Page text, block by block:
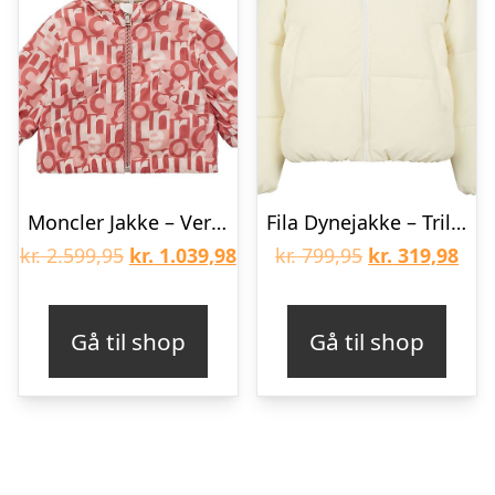
Moncler Jakke – Vernant – Rosa m. Print
kr.2.599,95 Den
kr. 2.599,95.
kr. 1.039,98Den
kr. 1.039,98.
Gå til shop
Fila Dynejakke – Trilj – Cloud Dancer
kr.799,95 Den
kr. 799,95.
kr. 319,98Den
kr.
Gå til shop